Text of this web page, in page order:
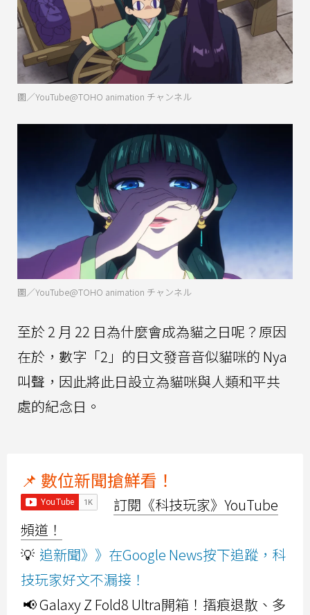
圖／YouTube@TOHO animation チャンネル
圖／YouTube@TOHO animation チャンネル
至於 2 月 22 日為什麼會成為貓之日呢？原因
在於，數字「2」的日文發音音似貓咪的 Nya
叫聲，因此將此日設立為貓咪與人類和平共
處的紀念日。
📌 數位新聞搶鮮看！
訂閱《科技玩家》YouTube
頻道！
💡 追新聞》》在Google News按下追蹤，科
技玩家好文不漏接！
📢 Galaxy Z Fold8 Ultra開箱！摺痕退散、多